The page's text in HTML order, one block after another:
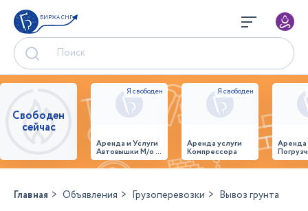
БИРЖА СНГ
Свободен
сейчас
Аренда и Услуги
Автовышки М/о г.
Домодедово
26,28,32 место
Аренда услуги
Компрессора
Главная Объявления Грузоперевозки Вывоз грунта